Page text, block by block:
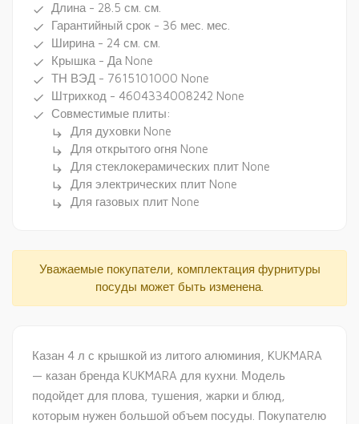
done Длина - 28.5 см. см.
done Гарантийный срок - 36 мес. мес.
done Ширина - 24 см. см.
done Крышка - Да None
done ТН ВЭД - 7615101000 None
done Штрихкод - 4604334008242 None
done Совместимые плиты:
subdirectory_arrow_right Для духовки None
subdirectory_arrow_right Для открытого огня None
subdirectory_arrow_right Для стеклокерамических плит None
subdirectory_arrow_right Для электрических плит None
subdirectory_arrow_right Для газовых плит None
Уважаемые покупатели, комплектация фурнитуры
посуды может быть изменена.
Казан 4 л с крышкой из литого алюминия, KUKMARA
— казан бренда KUKMARA для кухни. Модель
подойдет для плова, тушения, жарки и блюд,
которым нужен большой объем посуды. Покупателю